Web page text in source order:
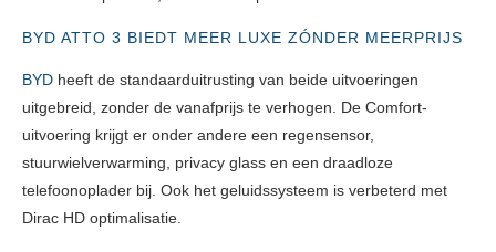
BYD ATTO 3 BIEDT MEER LUXE ZÓNDER MEERPRIJS
BYD heeft de standaarduitrusting van beide uitvoeringen
uitgebreid, zonder de vanafprijs te verhogen. De Comfort-
uitvoering krijgt er onder andere een regensensor,
stuurwielverwarming, privacy glass en een draadloze
telefoonoplader bij. Ook het geluidssysteem is verbeterd met
Dirac HD optimalisatie.